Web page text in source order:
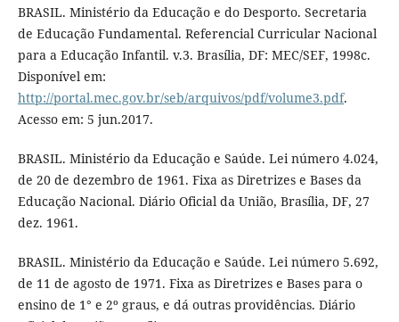
BRASIL. Ministério da Educação e do Desporto. Secretaria
de Educação Fundamental. Referencial Curricular Nacional
para a Educação Infantil. v.3. Brasília, DF: MEC/SEF, 1998c.
Disponível em:
http://portal.mec.gov.br/seb/arquivos/pdf/volume3.pdf.
Acesso em: 5 jun.2017.
BRASIL. Ministério da Educação e Saúde. Lei número 4.024,
de 20 de dezembro de 1961. Fixa as Diretrizes e Bases da
Educação Nacional. Diário Oficial da União, Brasília, DF, 27
dez. 1961.
BRASIL. Ministério da Educação e Saúde. Lei número 5.692,
de 11 de agosto de 1971. Fixa as Diretrizes e Bases para o
ensino de 1° e 2º graus, e dá outras providências. Diário